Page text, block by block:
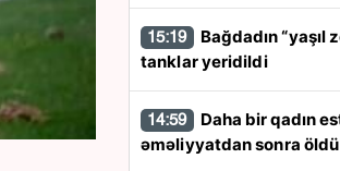
15:19
tanklar yeridildi
14:59
əməliyyatdan sonra öldü